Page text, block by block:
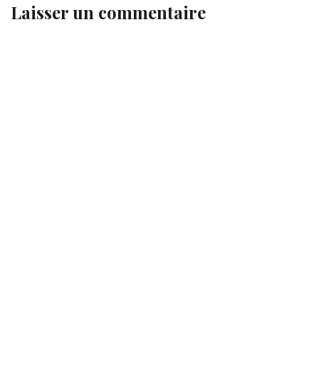
Laisser un commentaire